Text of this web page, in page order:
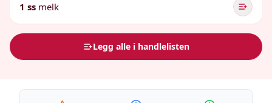
1 ss melk
Legg alle i handlelisten